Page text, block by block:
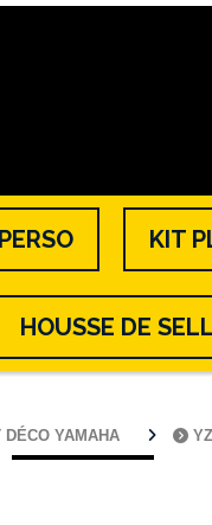
KIT
HOUSSE DE
DÉCO YAMAHA